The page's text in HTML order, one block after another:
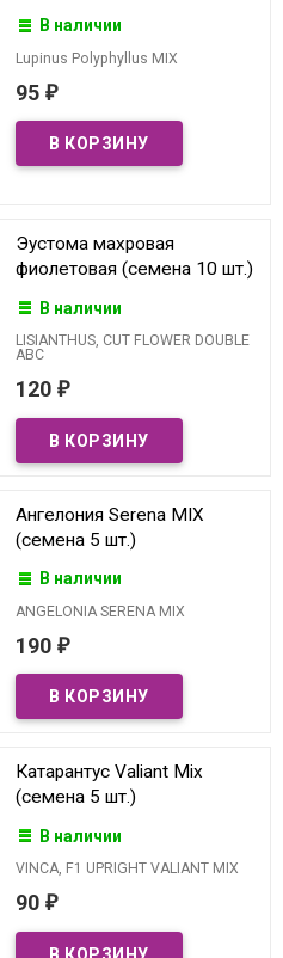
В наличии
Lupinus Polyphyllus MIX
95 ₽
Эустома махровая
фиолетовая (семена 10 шт.)
В наличии
LISIANTHUS, CUT FLOWER DOUBLE
ABC
120 ₽
Ангелония Serena MIX
(семена 5 шт.)
В наличии
ANGELONIA SERENA MIX
190 ₽
Катарантус Valiant Mix
(семена 5 шт.)
В наличии
VINCA, F1 UPRIGHT VALIANT MIX
90 ₽